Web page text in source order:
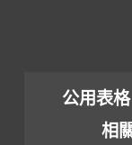
公用表格
相